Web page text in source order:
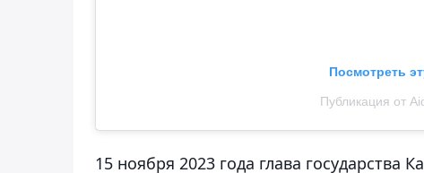
Посмотреть
Публикация от
15 ноября 2023 года глава государства